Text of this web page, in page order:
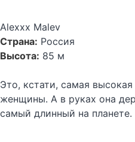
Alexxx Malev
Страна: Россия
Высота: 85 м
Это, кстати, самая
женщины. А в руках она
самый длинный на планете.